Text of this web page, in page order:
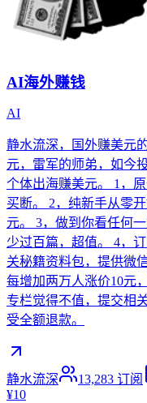
AI海外赚钱
AI
静水流深，国外赚美元
元，雷军的师弟，如今
个体出海赚美元。 1，
买断。 2，纯新手从零
元。 3，做到你看任何
少过百篇，超值。 4，
关秘籍资料包，提供微
每增加两万人涨价10元
专栏觉得不值，提交相
受全额退款。
静水流深 13,283 订阅
¥10